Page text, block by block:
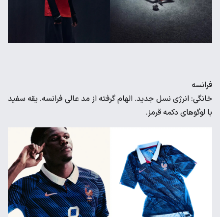
فرانسه
خانگی: انرژی نسل جدید. الهام گرفته از مد عالی فرانسه. یقه سفید
با لوگوهای دکمه قرمز.